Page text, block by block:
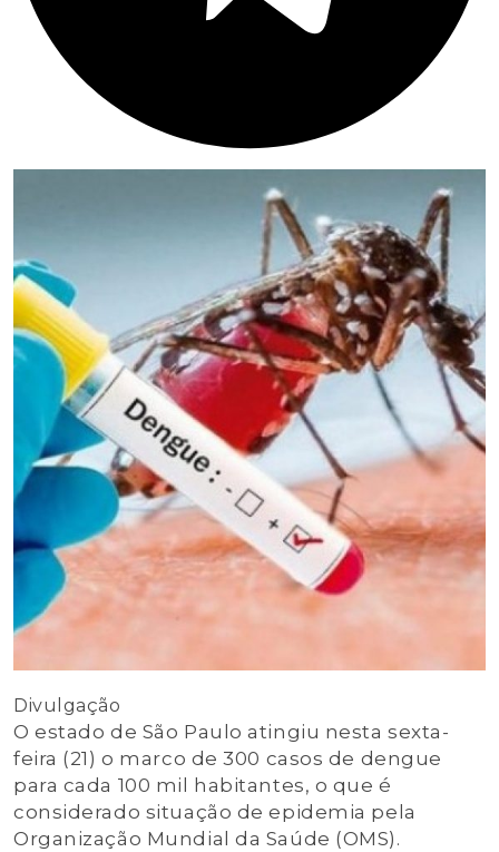
Divulgação
O estado de São Paulo atingiu nesta sexta-
feira (21) o marco de 300 casos de dengue
para cada 100 mil habitantes, o que é
considerado situação de epidemia pela
Organização Mundial da Saúde (OMS).